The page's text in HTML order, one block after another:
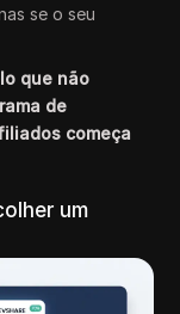
se o seu
que não
de
começa
um